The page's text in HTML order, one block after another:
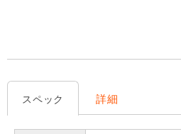
スペック 詳細